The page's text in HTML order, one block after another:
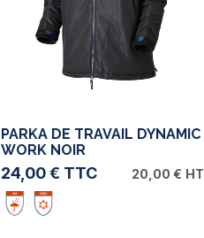
PARKA DE TRAVAIL DYNAMIC
WORK NOIR
24,00 € TTC 20,00 € HT